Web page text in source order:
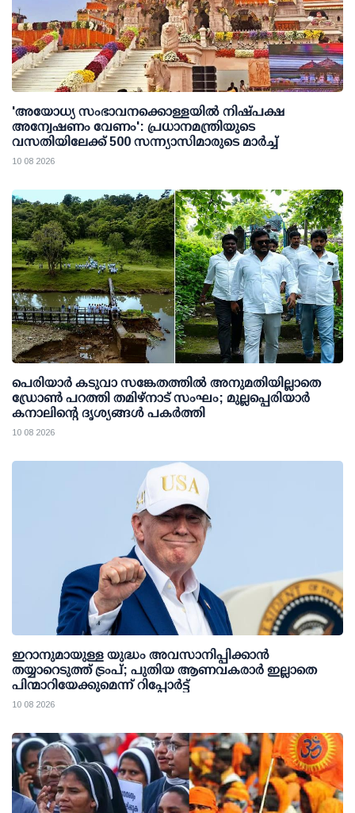
'അയോധ്യ സംഭാവനക്കൊള്ളയില്‍ നിഷ്പക്ഷ
അന്വേഷണം വേണം': പ്രധാനമന്ത്രിയുടെ
വസതിയിലേക്ക് 500 സന്ന്യാസിമാരുടെ മാര്‍ച്ച്
10 08 2026
പെരിയാര്‍ കടുവാ സങ്കേതത്തില്‍ അനുമതിയില്ലാതെ
ഡ്രോണ്‍ പറത്തി തമിഴ്നാട് സംഘം; മുല്ലപ്പെരിയാര്‍
കനാലിന്റെ ദൃശ്യങ്ങള്‍ പകര്‍ത്തി
10 08 2026
ഇറാനുമായുള്ള യുദ്ധം അവസാനിപ്പിക്കാൻ
തയ്യാറെടുത്ത് ട്രംപ്; പുതിയ ആണവകരാർ ഇല്ലാതെ
പിന്മാറിയേക്കുമെന്ന് റിപ്പോർട്ട്
10 08 2026